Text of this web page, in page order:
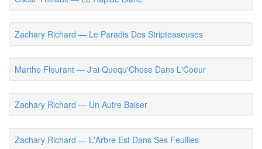
Zachary Richard — Le Paradis Des Stripteaseuses
Marthe Fleurant — J'ai Quequ'Chose Dans L'Coeur
Zachary Richard — Un Autre Baiser
Zachary Richard — L'Arbre Est Dans Ses Feuilles